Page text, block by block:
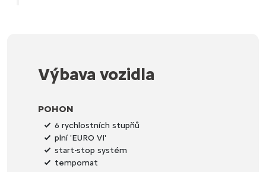
Výbava vozidla
POHON
6 rychlostních stupňů
plní 'EURO VI'
start-stop systém
tempomat